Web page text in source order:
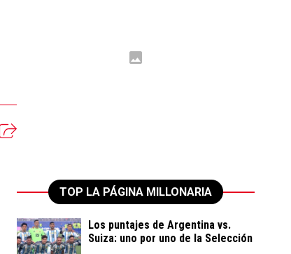
TOP LA PÁGINA MILLONARIA
Los puntajes de Argentina vs.
Suiza: uno por uno de la Selección